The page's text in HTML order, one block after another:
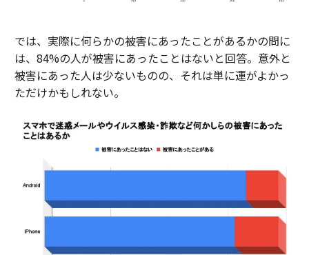
では、実際に何らかの被害にあったことがあるかの問に
は、84%の人が被害にあったことはないと回答。意外と
被害にあった人は少ないものの、それは単に運がよかっ
ただけかもしれない。